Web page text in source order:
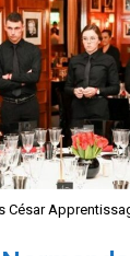
César